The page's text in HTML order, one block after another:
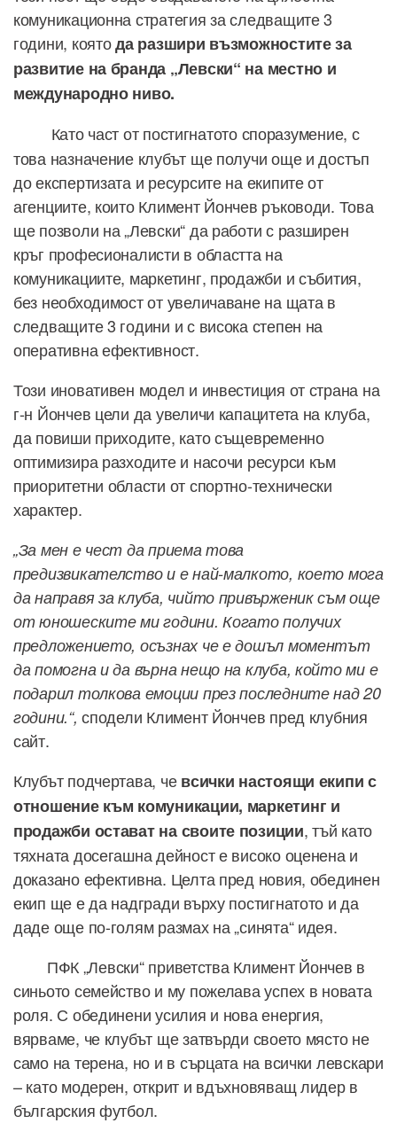
комуникационна стратегия за следващите 3
години, коятода разшири възможностите за
развитие на бранда „Левски“ на местно и
международно ниво.
Като част от постигнатото споразумение, с
това назначение клубът ще получи още и достъп
до експертизата и ресурсите на екипите от
агенциите, които Климент Йончев ръководи. Това
ще позволи на „Левски“ да работи с разширен
кръг професионалисти в областта на
комуникациите, маркетинг, продажби и събития,
без необходимост от увеличаване на щата в
следващите 3 години и с висока степен на
оперативна ефективност.
Този иновативен модел и инвестиция от страна на
г-н Йончев цели да увеличи капацитета на клуба,
да повиши приходите, като същевременно
оптимизира разходите и насочи ресурси към
приоритетни области от спортно-технически
характер.
„За мен е чест да приема това
предизвикателство и е най-малкото, което мога
да направя за клуба, чийто привърженик съм още
от юношеските ми години. Когато получих
предложението, осъзнах че е дошъл моментът
да помогна и да върна нещо на клуба, който ми е
подарил толкова емоции през последните над 20
години.“, сподели Климент Йончев пред клубния
сайт.
Клубът подчертава, чевсички настоящи екипи с
отношение към комуникации, маркетинг и
продажби остават на своите позиции, тъй като
тяхната досегашна дейност е високо оценена и
доказано ефективна. Целта пред новия, обединен
екип ще е да надгради върху постигнатото и да
даде още по-голям размах на „синята“ идея.
ПФК „Левски“ приветства Климент Йончев в
синьото семейство и му пожелава успех в новата
роля. С обединени усилия и нова енергия,
вярваме, че клубът ще затвърди своето място не
само на терена, но и в сърцата на всички левскари
– като модерен, открит и вдъхновяващ лидер в
българския футбол.